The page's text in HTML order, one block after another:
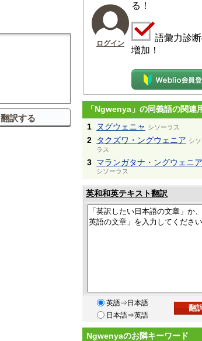
ログイン
る！
語彙力診
増加！
「Ngwenya」の同義語の関連
1
ヌグウェニャ シソーラス
2 タクズワ・ングウェニア シ
ラス
3 マランガタナ・ングウェニア
シソーラス
英和和英テキスト翻訳
英語⇒日本語
日本語⇒英語
Ngwenyaのお隣キーワード